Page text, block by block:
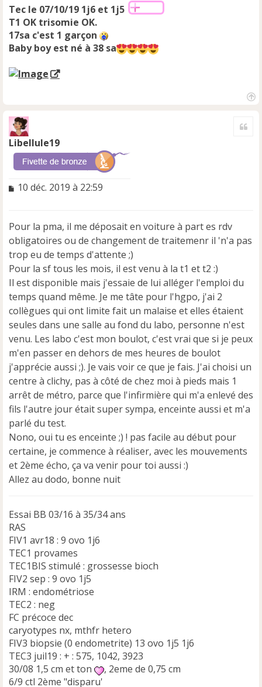
Tec le 07/10/19 1j6 et 1j5
T1 OK trisomie OK.
17sa c'est 1 garçon
Baby boy est né à 38 sa
Libellule19
M
a
g
e
n
o
n
l
u
10 déc. 2019 à 22:59
Pour la pma, il me déposait en voiture à part es rdv
obligatoires ou de changement de traitemenr il 'n'a pas
trop eu de temps d'attente ;)
Pour la sf tous les mois, il est venu à la t1 et t2 :)
Il est disponible mais j'essaie de lui alléger l'emploi du
temps quand même. Je me tâte pour l'hgpo, j'ai 2
collègues qui ont limite fait un malaise et elles étaient
seules dans une salle au fond du labo, personne n'est
venu. Les labo c'est mon boulot, c'est vrai que si je peux
m'en passer en dehors de mes heures de boulot
j'apprécie aussi ;). Je vais voir ce que je fais. J'ai choisi un
centre à clichy, pas à côté de chez moi à pieds mais 1
arrêt de métro, parce que l'infirmière qui m'a enlevé des
fils l'autre jour était super sympa, enceinte aussi et m'a
parlé du test.
Nono, oui tu es enceinte ;) ! pas facile au début pour
certaine, je commence à réaliser, avec les mouvements
et 2ème écho, ça va venir pour toi aussi :)
Allez au dodo, bonne nuit
Essai BB 03/16 à 35/34 ans
RAS
FIV1 avr18 : 9 ovo 1j6
TEC1 provames
TEC1BIS stimulé : grossesse bioch
FIV2 sep : 9 ovo 1j5
IRM : endométriose
TEC2 : neg
FC précoce dec
caryotypes nx, mthfr hetero
FIV3 biopsie (0 endometrite) 13 ovo 1j5 1j6
TEC3 juil19 : + : 575, 1042, 3923
30/08 1,5 cm et ton
, 2eme de 0,75 cm
6/9 ctl 2ème "disparu'